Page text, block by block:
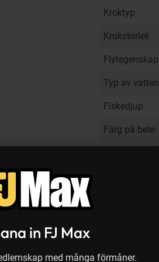
in FJ Max
med många förmåner.
Kroktyp
Krokstorlek
Flytegenskap
Typ av vatten
Fiskedjup
Färg på bete